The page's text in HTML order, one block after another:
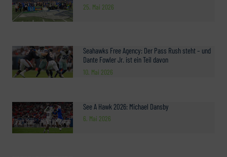
25. Mai 2026
Seahawks Free Agency: Der Pass Rush steht – und
Dante Fowler Jr. ist ein Teil davon
10. Mai 2026
See A Hawk 2026: Michael Dansby
6. Mai 2026